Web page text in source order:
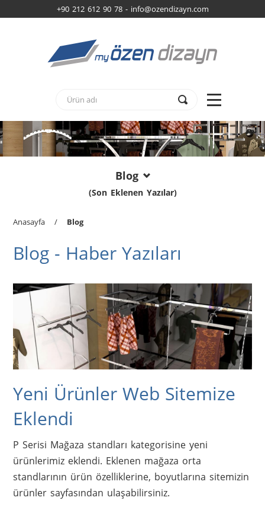
+90 212 612 90 78 - info@ozendizayn.com
Blog
(Son Eklenen Yazılar)
Anasayfa / Blog
Blog - Haber Yazıları
Yeni Ürünler Web Sitemize
Eklendi
P Serisi Mağaza standları kategorisine yeni
ürünlerimiz eklendi. Eklenen mağaza orta
standlarının ürün özelliklerine, boyutlarına sitemizin
ürünler sayfasından ulaşabilirsiniz.